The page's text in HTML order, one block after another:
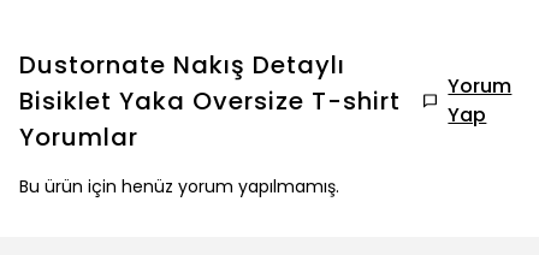
Dustornate Nakış Detaylı
Bisiklet Yaka Oversize T-shirt
Yorumlar
Yorum
Yap
Bu ürün için henüz yorum yapılmamış.